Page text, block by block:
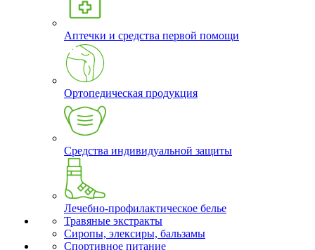
Аптечки и средства первой помощи
Ортопедическая продукция
Средства индивидуальной защиты
Лечебно-профилактическое белье
Травяные экстракты
Сиропы, элексиры, бальзамы
Спортивное питание